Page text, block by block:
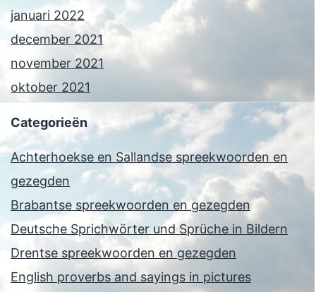
januari 2022
december 2021
november 2021
oktober 2021
Categorieën
Achterhoekse en Sallandse spreekwoorden en
gezegden
Brabantse spreekwoorden en gezegden
Deutsche Sprichwörter und Sprüche in Bildern
Drentse spreekwoorden en gezegden
English proverbs and sayings in pictures